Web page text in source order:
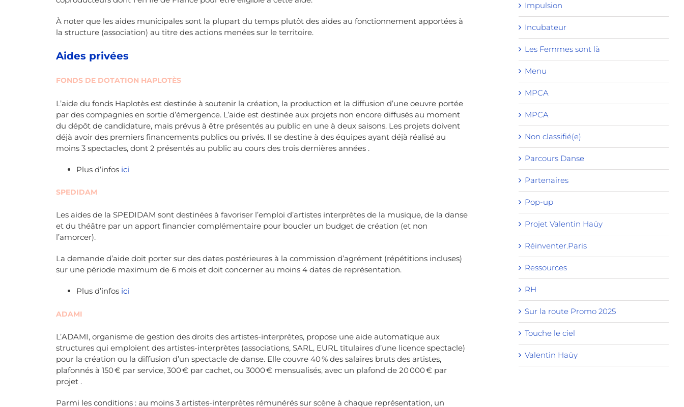
À noter que les aides municipales sont la plupart du temps plutôt des aides au fonctionnement apportées à
la structure (association) au titre des actions menées sur le territoire.
Aides privées
FONDS DE DOTATION HAPLOTÈS
L’aide du fonds Haplotès est destinée à soutenir la création, la production et la diffusion d’une oeuvre portée
par des compagnies en sortie d’émergence. L’aide est destinée aux projets non encore diffusés au moment
du dépôt de candidature, mais prévus à être présentés au public en une à deux saisons. Les projets doivent
déjà avoir des premiers financements publics ou privés. Il se destine à des équipes ayant déjà réalisé au
moins 3 spectacles, dont 2 présentés au public au cours des trois dernières années .
Plus d’infos ici
SPEDIDAM
Les aides de la SPEDIDAM sont destinées à favoriser l’emploi d’artistes interprètes de la musique, de la danse
et du théâtre par un apport financier complémentaire pour boucler un budget de création (et non
l’amorcer).
La demande d’aide doit porter sur des dates postérieures à la commission d’agrément (répétitions incluses)
sur une période maximum de 6 mois et doit concerner au moins 4 dates de représentation.
Plus d’infos ici
ADAMI
L’ADAMI, organisme de gestion des droits des artistes-interprètes, propose une aide automatique aux
structures qui emploient des artistes-interprètes (associations, SARL, EURL titulaires d’une licence spectacle)
pour la création ou la diffusion d’un spectacle de danse. Elle couvre 40 % des salaires bruts des artistes,
plafonnés à 150 € par service, 300 € par cachet, ou 3000 € mensualisés, avec un plafond de 20 000 € par
projet .
Parmi les conditions : au moins 3 artistes-interprètes rémunérés sur scène à chaque représentation, un
Impulsion
Incubateur
Les Femmes sont là
Menu
MPCA
MPCA
Non classifié(e)
Parcours Danse
Partenaires
Pop-up
Projet Valentin Haüy
Réinventer.Paris
Ressources
RH
Sur la route Promo 2025
Touche le ciel
Valentin Haüy